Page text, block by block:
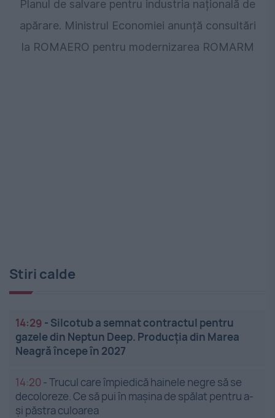
Planul de salvare pentru industria națională de
apărare. Ministrul Economiei anunță consultări
la ROMAERO pentru modernizarea ROMARM
Stiri calde
14:29 - Silcotub a semnat contractul pentru
gazele din Neptun Deep. Producția din Marea
Neagră începe în 2027
14:20 -Trucul care împiedică hainele negre să se
decoloreze. Ce să pui în mașina de spălat pentru a-
și păstra culoarea